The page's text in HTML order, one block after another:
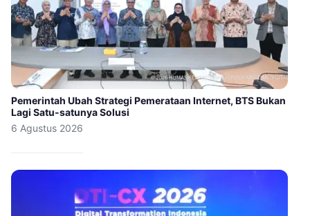
Pemerintah Ubah Strategi Pemerataan Internet, BTS Bukan
Lagi Satu-satunya Solusi
6 Agustus 2026